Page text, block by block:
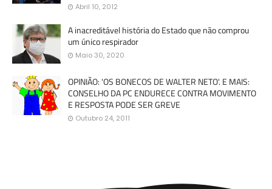
Abril 10, 2012
A inacreditável história do Estado que não comprou
um único respirador
Maio 30, 2020
OPINIÃO: 'OS BONECOS DE WALTER NETO'. E MAIS:
CONSELHO DA PC ENDURECE CONTRA MOVIMENTO
E RESPOSTA PODE SER GREVE
Outubro 24, 2011